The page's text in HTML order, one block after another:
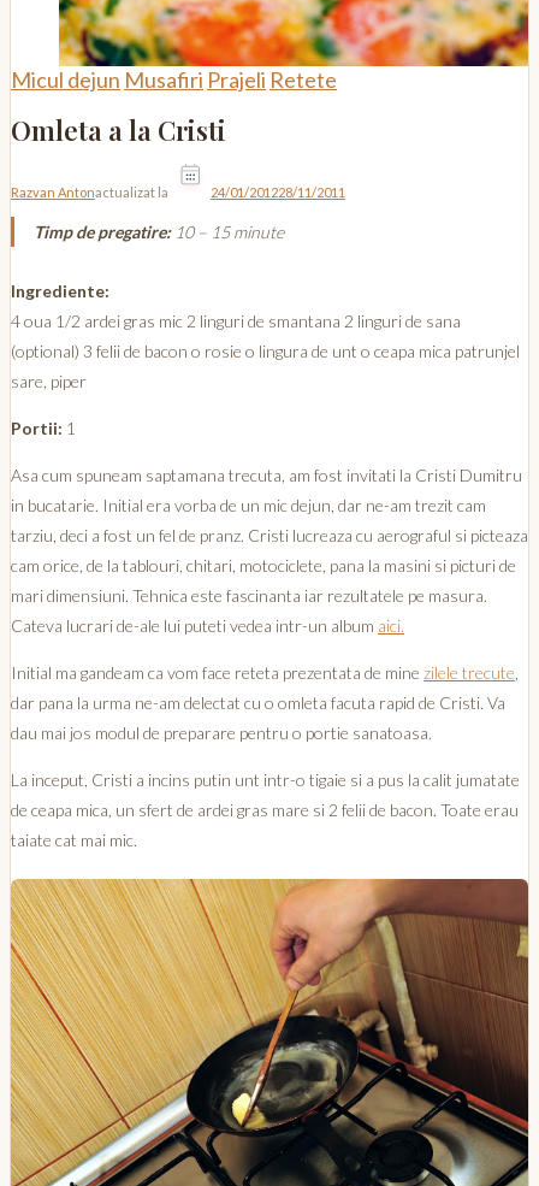
Micul dejun Musafiri Prajeli Retete
Omleta a la Cristi
Razvan Antonactualizat la 24/01/201228/11/2011
Timp de pregatire:10 – 15 minute
Ingrediente:
4 oua 1/2 ardei gras mic 2 linguri de smantana 2 linguri de sana
(optional) 3 felii de bacon o rosie o lingura de unt o ceapa mica patrunjel
sare, piper
Portii: 1
Asa cum spuneam saptamana trecuta, am fost invitati la Cristi Dumitru
in bucatarie. Initial era vorba de un mic dejun, dar ne-am trezit cam
tarziu, deci a fost un fel de pranz. Cristi lucreaza cu aerograful si picteaza
cam orice, de la tablouri, chitari, motociclete, pana la masini si picturi de
mari dimensiuni. Tehnica este fascinanta iar rezultatele pe masura.
Cateva lucrari de-ale lui puteti vedea intr-un album aici.
Initial ma gandeam ca vom face reteta prezentata de mine zilele trecute
dar pana la urma ne-am delectat cu o omleta facuta rapid de Cristi. Va
dau mai jos modul de preparare pentru o portie sanatoasa.
La inceput, Cristi a incins putin unt intr-o tigaie si a pus la calit jumatate
de ceapa mica, un sfert de ardei gras mare si 2 felii de bacon. Toate erau
taiate cat mai mic.